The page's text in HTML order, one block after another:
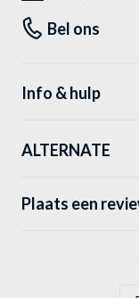
Bel ons
Info & hulp
ALTERNATE
Plaats een